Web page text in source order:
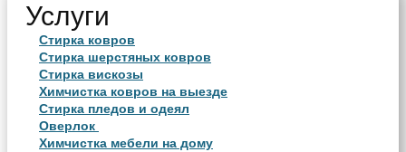
Услуги
Стирка ковров
Стирка шерстяных ковров
Стирка вискозы
Химчистка ковров на выезде
Стирка пледов и одеял
Оверлок
Химчистка мебели на дому